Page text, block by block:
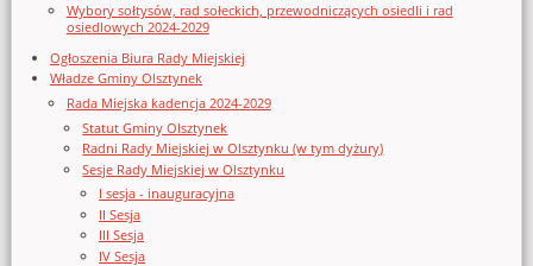
Wybory sołtysów, rad sołeckich, przewodniczących osiedli i rad
osiedlowych 2024-2029
Ogłoszenia Biura Rady Miejskiej
Władze Gminy Olsztynek
Rada Miejska kadencja 2024-2029
Statut Gminy Olsztynek
Radni Rady Miejskiej w Olsztynku (w tym dyżury)
Sesje Rady Miejskiej w Olsztynku
I sesja - inauguracyjna
II Sesja
III Sesja
IV Sesja